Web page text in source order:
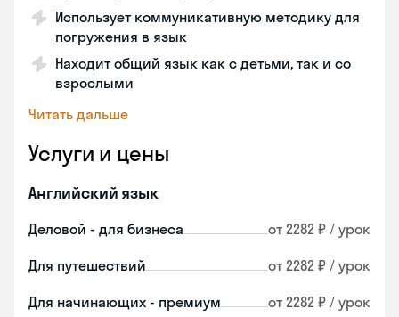
Использует коммуникативную методику для
погружения в язык
Находит общий язык как с детьми, так и со
взрослыми
Читать дальше
Услуги и цены
Английский язык
Деловой - для бизнеса от 2282 ₽ / урок
Для путешествий от 2282 ₽ / урок
Для начинающих - премиум от 2282 ₽ / урок